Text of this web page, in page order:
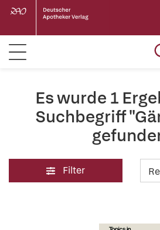
Es wurde 1
Suchbegriff
Filter